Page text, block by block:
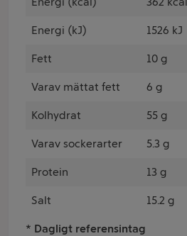
Energi (kJ) 1526 kJ
Fett 10 g
Varav mättat fett 6 g
Kolhydrat 55 g
Varav sockerarter 5.3 g
Protein 13 g
Salt 15.2 g
* Dagligt referensintag